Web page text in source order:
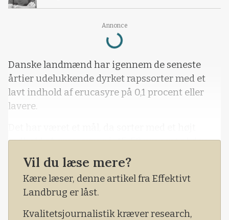
Annonce
Loading...
Danske landmænd har igennem de seneste
årtier udelukkende dyrket rapssorter med et
lavt indhold af erucasyre på 0,1 procent eller
lavere.
indhold af erucasyre på 45-50 procent af den
totale fedsyremængde i rapsfrøene er uønskede
til foder og konsum på grund af risiko for
sundhedsskadelige effekter på f.eks. hjertet.
Vil du læse mere?
Kære læser, denne artikel fra Effektivt
Landbrug er låst.
Kvalitetsjournalistik kræver research,